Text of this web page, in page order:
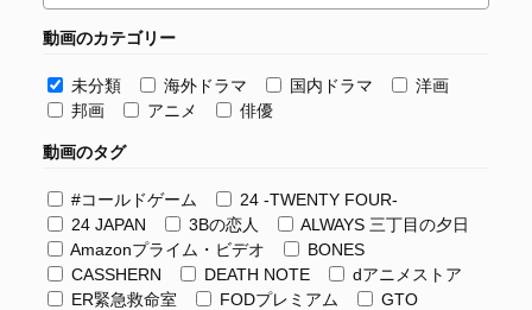
動画のカテゴリー
未分類 海外ドラマ 国内ドラマ
洋画
邦画
アニメ 俳優
動画のタグ
#コールドゲーム
24 -TWENTY FOUR-
24 JAPAN
3Bの恋人
ALWAYS 三丁目の夕日
Amazonプライム・ビデオ
BONES
CASSHERN
DEATH NOTE
dアニメストア
ER緊急救命室
FODプレミアム
GTO